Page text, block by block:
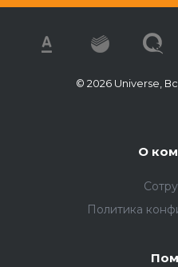
© 2026 Universe,
О
Политика